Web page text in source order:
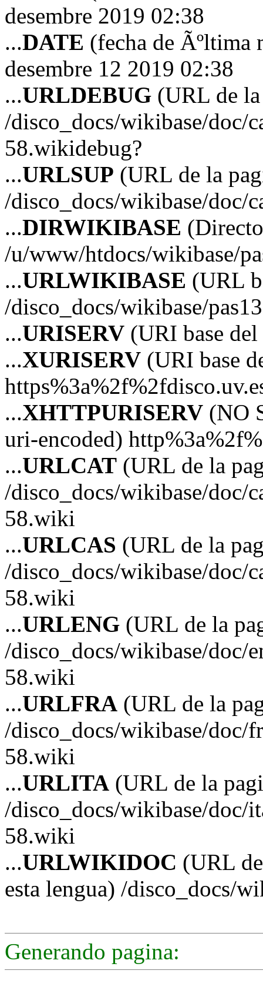
desembre 2019 02:38
...DATE (fecha de
desembre 12 2019 02:38
...URLDEBUG (URL de
/disco_docs/wikibase/doc/
58.wikidebug?
...URLSUP (URL de la
/disco_docs/wikibase/doc/
...DIRWIKIBASE
/u/www/htdocs/wikibase/
...URLWIKIBASE (URL
/disco_docs/wikibase/pas13
...URISERV (URI base
...XURISERV (URI base
...XHTTPURISERV (NO
uri-encoded)
...URLCAT (URL de la
/disco_docs/wikibase/doc/
58.wiki
...URLCAS (URL de la
/disco_docs/wikibase/doc/
58.wiki
...URLENG (URL de la
/disco_docs/wikibase/doc/
58.wiki
...URLFRA (URL de la
/disco_docs/wikibase/doc/
58.wiki
...URLITA (URL de la
/disco_docs/wikibase/doc/
58.wiki
...URLWIKIDOC (URL
esta lengua) /disco_docs/
Generando pagina: